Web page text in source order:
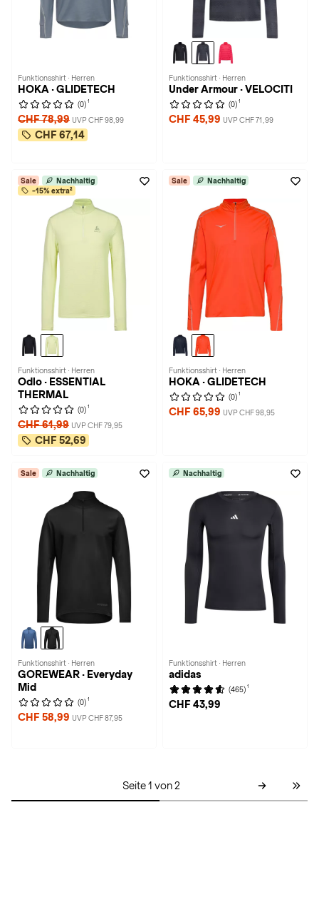
Funktionsshirt · Herren
HOKA · GLIDETECH
(0) 1
CHF 78,99 UVP CHF 98,99
CHF 67,14
Funktionsshirt · Herren
Under Armour · VELOCITI
(0) 1
CHF 45,99 UVP CHF 71,99
Sale
Nachhaltig
-15% extra²
Funktionsshirt · Herren
Odlo · ESSENTIAL
THERMAL
(0) 1
CHF 61,99 UVP CHF 79,95
CHF 52,69
Sale Nachhaltig
Funktionsshirt · Herren
HOKA · GLIDETECH
(0) 1
CHF 65,99 UVP CHF 98,95
Sale Nachhaltig
Funktionsshirt · Herren
GOREWEAR · Everyday
Mid
(0) 1
CHF 58,99 UVP CHF 87,95
Nachhaltig
Funktionsshirt · Herren
adidas
(465) 1
CHF 43,99
Seite 1 von 2